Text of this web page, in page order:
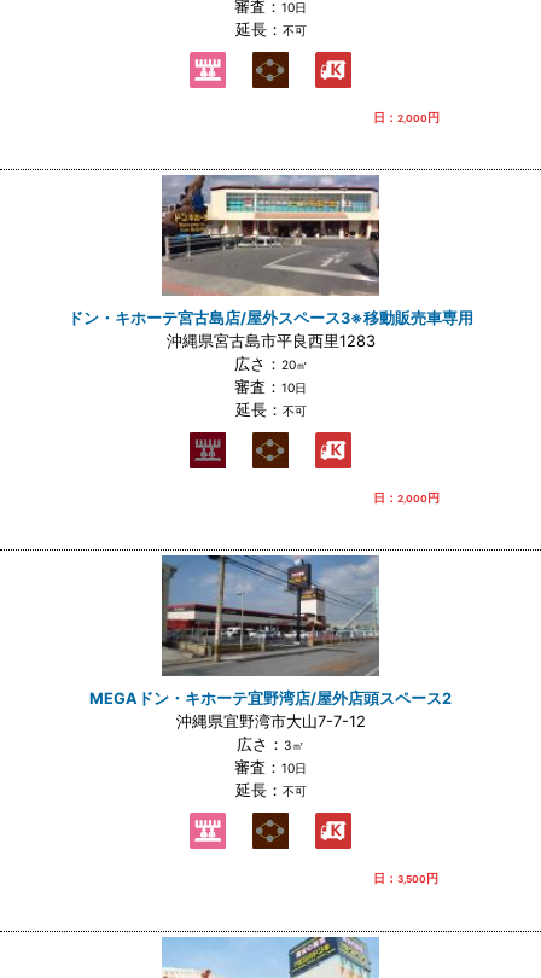
審査： 10日
延長： 不可
日： 2,000円
ドン・キホーテ宮古島店/屋外スペース3※移動販売車専用
沖縄県宮古島市平良西里1283
広さ： 20㎡
審査： 10日
延長： 不可
日： 2,000円
MEGAドン・キホーテ宜野湾店/屋外店頭スペース2
沖縄県宜野湾市大山7-7-12
広さ： 3㎡
審査： 10日
延長： 不可
日： 3,500円